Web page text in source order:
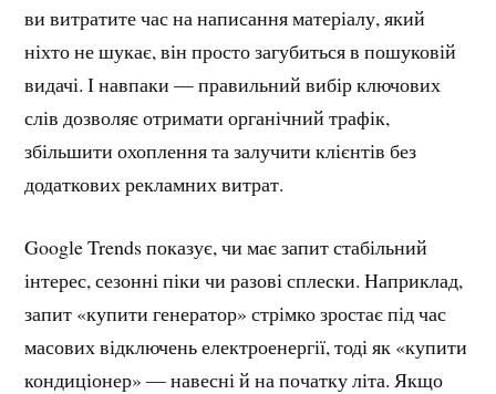
ви витратите час на написання матеріалу, який
ніхто не шукає, він просто загубиться в пошуковій
видачі. І навпаки — правильний вибір ключових
слів дозволяє отримати органічний трафік,
збільшити охоплення та залучити клієнтів без
додаткових рекламних витрат.
Google Trends показує, чи має запит стабільний
інтерес, сезонні піки чи разові сплески. Наприклад,
запит «купити генератор» стрімко зростає під час
масових відключень електроенергії, тоді як «купити
кондиціонер» — навесні й на початку літа. Якщо